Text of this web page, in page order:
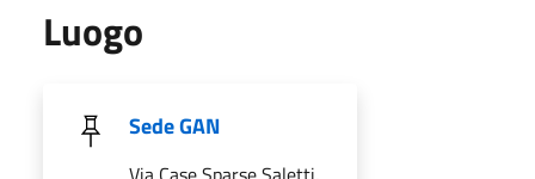
Luogo
Sede GAN